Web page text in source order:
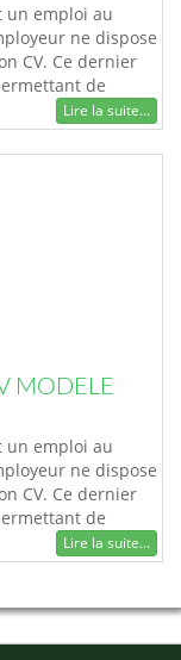
un emploi au
ne dispose
CV. Ce dernier
de
Lire la suite...
MODELE
un emploi au
ne dispose
CV. Ce dernier
de
Lire la suite...